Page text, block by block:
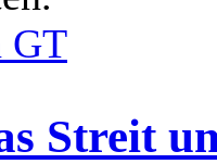
GT
Streit